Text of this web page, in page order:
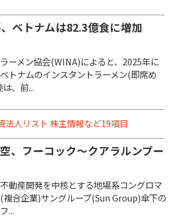
ベトナムは82.3億食に増加
ーメン協会(WINA)によると、2025年に
トナムのインスタントラーメン(即席め
、前...
法人リスト 株主情報など19項目
、フーコック～クアラルンプー
動産開発を中核とする地場系コングロマ
複合企業)サングループ(Sun Group)傘下の
...